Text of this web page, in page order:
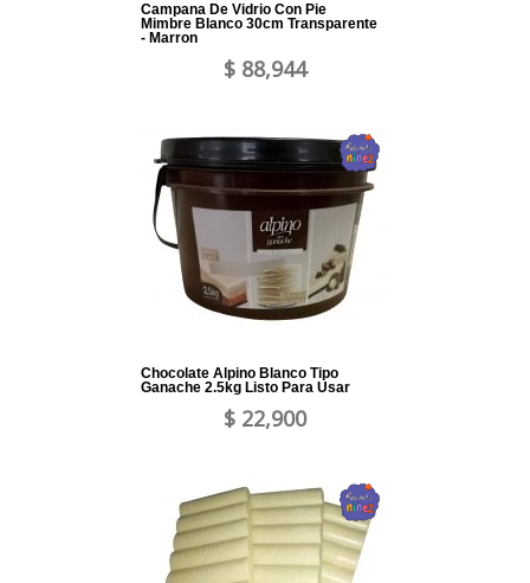
Campana De Vidrio Con Pie
Mimbre Blanco 30cm Transparente
- Marron
$ 88,944
Chocolate Alpino Blanco Tipo
Ganache 2.5kg Listo Para Usar
$ 22,900